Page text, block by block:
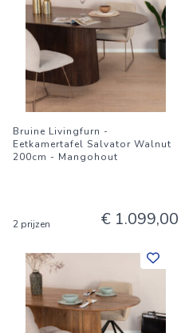
Bruine Livingfurn -
Eetkamertafel Salvator Walnut
200cm - Mangohout
2 prijzen € 1.099,00